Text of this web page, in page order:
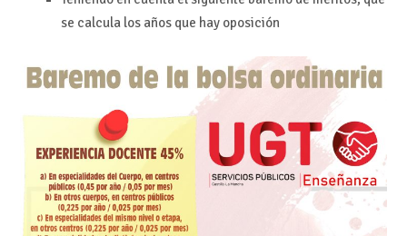
se calcula los años que hay oposición